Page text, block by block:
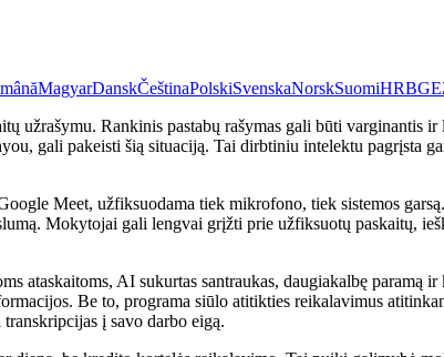
MagyarDanskČeštinaPolskiSvenskaNorskSuomiHRBG
užrašymu. Rankinis pastabų rašymas gali būti varginantis
gali pakeisti šią situaciją. Tai dirbtiniu intelektu pagrįsta
Meet, užfiksuodama tiek mikrofono, tiek sistemos
Mokytojai gali lengvai grįžti prie užfiksuotų paskaitų,
ataskaitoms, AI sukurtas santraukas, daugiakalbę
Be to, programa siūlo atitikties reikalavimus
į savo darbo eigą.